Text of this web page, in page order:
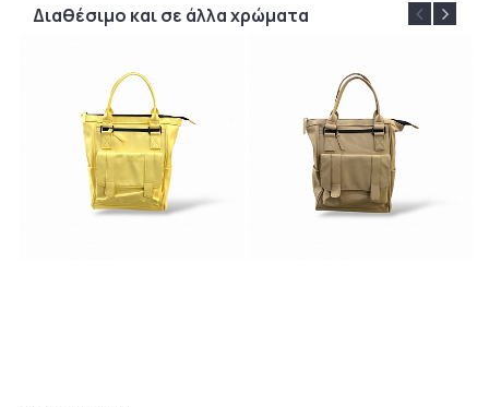
Διαθέσιμο και σε άλλα χρώματα